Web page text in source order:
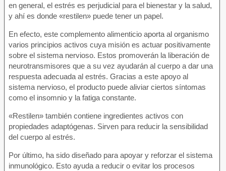
en general, el estrés es perjudicial para el bienestar y la salud,
y ahí es donde «restilen» puede tener un papel.
En efecto, este complemento alimenticio aporta al organismo
varios principios activos cuya misión es actuar positivamente
sobre el sistema nervioso. Estos promoverán la liberación de
neurotransmisores que a su vez ayudarán al cuerpo a dar una
respuesta adecuada al estrés. Gracias a este apoyo al
sistema nervioso, el producto puede aliviar ciertos síntomas
como el insomnio y la fatiga constante.
«Restilen» también contiene ingredientes activos con
propiedades adaptógenas. Sirven para reducir la sensibilidad
del cuerpo al estrés.
Por último, ha sido diseñado para apoyar y reforzar el sistema
inmunológico. Esto ayuda a reducir o evitar los procesos